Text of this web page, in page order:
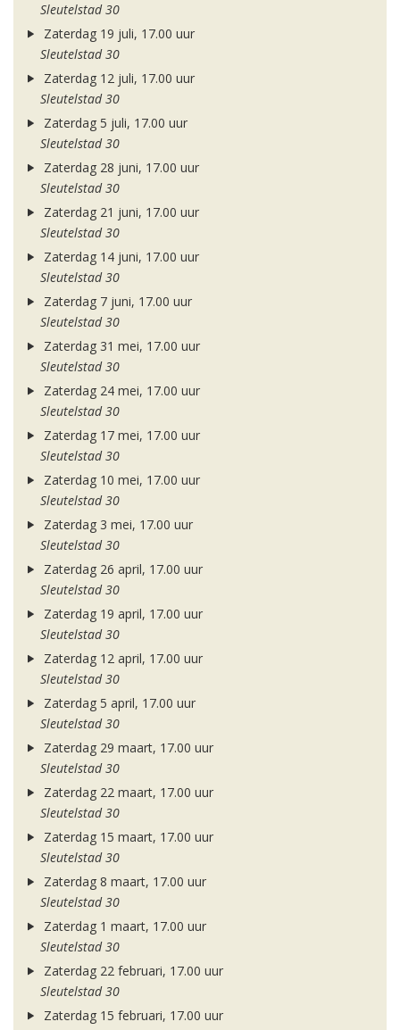
Sleutelstad 30
Zaterdag 19 juli, 17.00 uur
Sleutelstad 30
Zaterdag 12 juli, 17.00 uur
Sleutelstad 30
Zaterdag 5 juli, 17.00 uur
Sleutelstad 30
Zaterdag 28 juni, 17.00 uur
Sleutelstad 30
Zaterdag 21 juni, 17.00 uur
Sleutelstad 30
Zaterdag 14 juni, 17.00 uur
Sleutelstad 30
Zaterdag 7 juni, 17.00 uur
Sleutelstad 30
Zaterdag 31 mei, 17.00 uur
Sleutelstad 30
Zaterdag 24 mei, 17.00 uur
Sleutelstad 30
Zaterdag 17 mei, 17.00 uur
Sleutelstad 30
Zaterdag 10 mei, 17.00 uur
Sleutelstad 30
Zaterdag 3 mei, 17.00 uur
Sleutelstad 30
Zaterdag 26 april, 17.00 uur
Sleutelstad 30
Zaterdag 19 april, 17.00 uur
Sleutelstad 30
Zaterdag 12 april, 17.00 uur
Sleutelstad 30
Zaterdag 5 april, 17.00 uur
Sleutelstad 30
Zaterdag 29 maart, 17.00 uur
Sleutelstad 30
Zaterdag 22 maart, 17.00 uur
Sleutelstad 30
Zaterdag 15 maart, 17.00 uur
Sleutelstad 30
Zaterdag 8 maart, 17.00 uur
Sleutelstad 30
Zaterdag 1 maart, 17.00 uur
Sleutelstad 30
Zaterdag 22 februari, 17.00 uur
Sleutelstad 30
Zaterdag 15 februari, 17.00 uur